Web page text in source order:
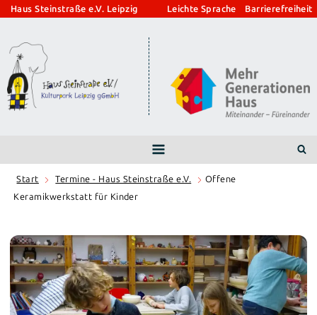
Zum
springen
Haus Steinstraße e.V. Leipzig Leichte Sprache Barrierefreiheit
Start Termine - Haus Steinstraße e.V.
Offene
Keramikwerkstatt für Kinder